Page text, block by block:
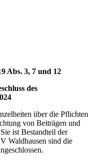
Abs. 3, 7 und 12
des
über die Pflichten
von Beiträgen und
ist Bestandteil der
Waldhausen sind die